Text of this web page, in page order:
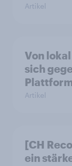
Artikel
Von
sich
Artikel
[CH
ein